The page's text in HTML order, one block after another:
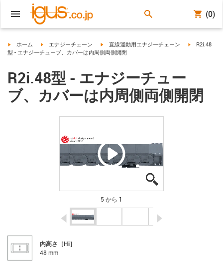
(0)
igus-icon-arrow-right
ホーム igus-icon-arrow-right
エナジーチェーン igus-icon-arrow-right
直線運動用エナジーチェーン igus-icon-
R2i.48
型 - エナジーチューブ、カバーは内周側両側開閉
R2i.48型 - エナジーチュー
ブ、カバーは内周側両側開閉
5 から 1
igus-icon-arrow-left
内高さ［Hi］
48 mm